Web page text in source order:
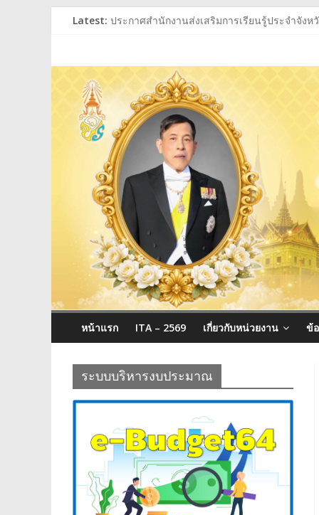
Latest: ประกาศสำนักงานส่งเสริมการเรียนรู้ประจำจังห
ประกาศผู้ชนะการเสนอราคา ประกวดราคาซื้อห
ประกาศสำนักงานส่งเสริมการเรียนรู้ประจำจังห
สำนักงาน
ส่ง
เสริม
การ
เรียน
รู้
ประจำ
จังหวัด
บุรีรัมย์
หน้าแรก ITA – 2569 เกี่ยวกับหน่วยงาน ข้
ระบบบริหารงบประมาณ